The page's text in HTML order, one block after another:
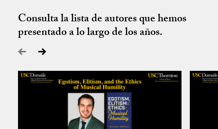
Consulta la lista de autores que hemos
presentado a lo largo de los años.